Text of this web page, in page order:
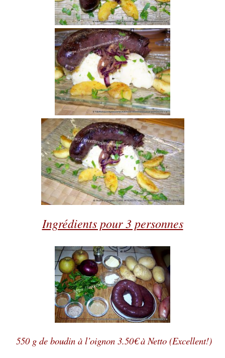
Ingrédients pour 3 personnes
550 g de boudin à l’oignon 3.50€ à Netto (Excellent!)